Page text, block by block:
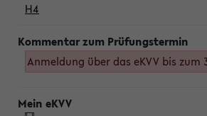
H4
Anmeldung über das eKVV bis zum